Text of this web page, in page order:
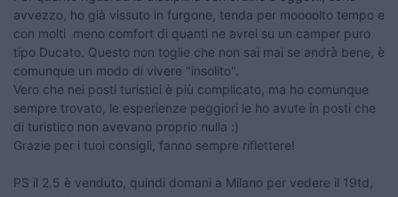
avvezzo, ho già vissuto in furgone, tenda per moooolto tempo e
con molti meno comfort di quanti ne avrei su un camper puro
tipo Ducato. Questo non toglie che non sai mai se andrà bene, è
comunque un modo di vivere "insolito".
Vero che nei posti turistici è più complicato, ma ho comunque
sempre trovato, le esperienze peggiori le ho avute in posti che
di turistico non avevano proprio nulla :)
Grazie per i tuoi consigli, fanno sempre riflettere!
PS il 2.5 è venduto, quindi domani a Milano per vedere il 19td,